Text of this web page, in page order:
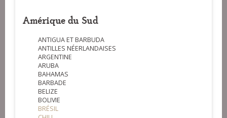
Amérique du Sud
ANTIGUA ET BARBUDA
ANTILLES NÉERLANDAISES
ARGENTINE
ARUBA
BAHAMAS
BARBADE
BELIZE
BOLIVIE
BRÉSIL